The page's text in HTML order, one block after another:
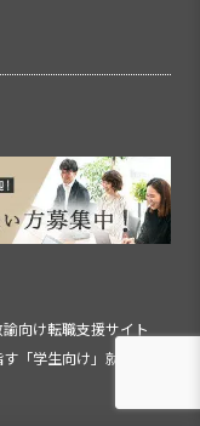
向け転職支援サイト
「学生向け」就職活動